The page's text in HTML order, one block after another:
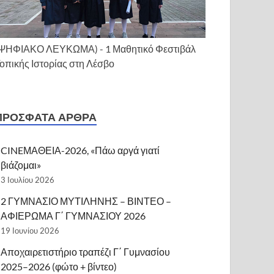
ΛΕΥΚΩΜΑ) - 1 Μαθητικό Φεστιβάλ
Ιστορίας στη Λέσβο
ΆΡΘΡΑ
CINEΜΑΘΕΙΑ-2026, «Πάω αργά γιατί
βιάζομαι»
3 Ιουλίου 2026
2 ΓΥΜΝΑΣΙΟ ΜΥΤΙΛΗΝΗΣ – ΒΙΝΤΕΟ –
ΑΦΙΕΡΩΜΑ Γ΄ ΓΥΜΝΑΣΙΟΥ 2026
19 Ιουνίου 2026
Αποχαιρετιστήριο τραπέζι Γ΄ Γυμνασίου
2025–2026 (φώτο + βίντεο)